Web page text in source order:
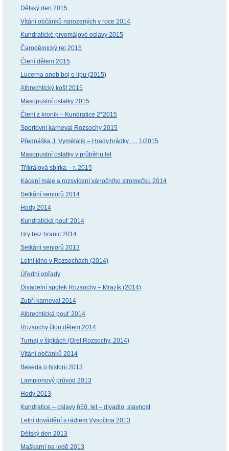
Dětský den 2015
Vítání občánků narozených v roce 2014
Kundratické prvomájové oslavy 2015
Čarodějnický rej 2015
Čtení dětem 2015
Lucerna aneb boj o lípu (2015)
Albrechtický košt 2015
Masopustní ostatky 2015
Čtení z kronik – Kundratice 2*2015
Sportovní karneval Rozsochy 2015
Přednáška J. Vymětalík – Hrady,hrádky, … 1/2015
Masopustní ostatky v průběhu let
Tříkrálová sbírka – r. 2015
Kácení máje a rozsvícení vánočního stromečku 2014
Setkání seniorů 2014
Hody 2014
Kundratická pouť 2014
Hry bez hranic 2014
Setkání seniorů 2013
Letní kino v Rozsochách (2014)
Úřední obřady
Divadelní spolek Rozsochy – Mrazík (2014)
Zubří karneval 2014
Albrechtická pouť 2014
Rozsochy čtou dětem 2014
Turnaj v šipkách (Orel Rozsochy, 2014)
Vítání občánků 2014
Beseda o historii 2013
Lampionový průvod 2013
Hody 2013
Kundratice – oslavy 650. let – divadlo, slavnost
Letní dovádění s rádiem Vysočina 2013
Dětský den 2013
Maškarní na ledě 2013